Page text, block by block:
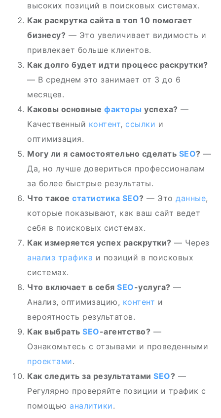
высоких позиций в поисковых системах.
Как раскрутка сайта в топ 10 помогает
бизнесу? — Это увеличивает видимость и
привлекает больше клиентов.
Как долго будет идти процесс раскрутки?
— В среднем это занимает от 3 до 6
месяцев.
Каковы основные факторы успеха? —
Качественный контент, ссылки и
оптимизация.
Могу ли я самостоятельно сделать SEO? —
Да, но лучше довериться профессионалам
за более быстрые результаты.
Что такое статистика SEO? — Это данные,
которые показывают, как ваш сайт ведет
себя в поисковых системах.
Как измеряется успех раскрутки? — Через
анализ трафика и позиций в поисковых
системах.
Что включает в себя SEO-услуга? —
Анализ, оптимизацию, контент и
вероятность результатов.
Как выбрать SEO-агентство? —
Ознакомьтесь с отзывами и проведенными
проектами.
Как следить за результатами SEO? —
Регулярно проверяйте позиции и трафик с
помощью аналитики.